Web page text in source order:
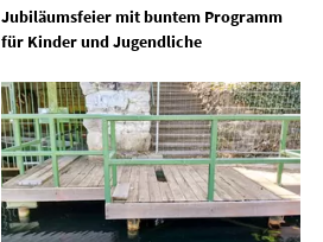
Jubiläumsfeier mit buntem Programm
für Kinder und Jugendliche